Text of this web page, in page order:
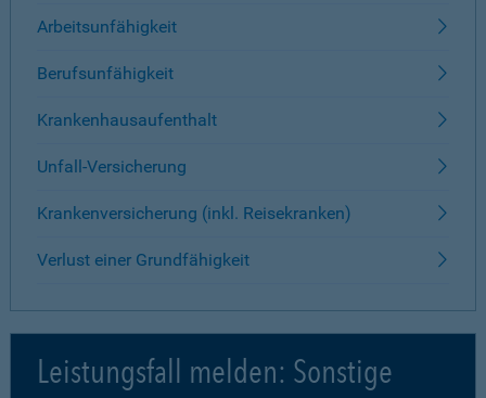
Arbeitsunfähigkeit
Berufsunfähigkeit
Krankenhausaufenthalt
Unfall-Versicherung
Krankenversicherung (inkl. Reisekranken)
Verlust einer Grundfähigkeit
Leistungsfall melden: Sonstige